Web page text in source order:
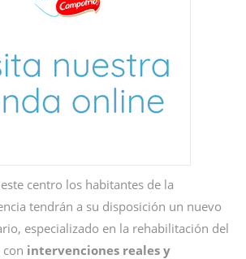
centro los habitantes de la
tendrán a su disposición un nuevo
especializado en la rehabilitación del
intervenciones reales y